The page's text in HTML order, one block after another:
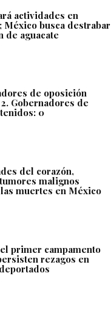
actividades en
México busca destrabar
de aguacate
de oposición
Gobernadores de
0
del corazón,
malignos
muertes en México
primer campamento
rezagos en